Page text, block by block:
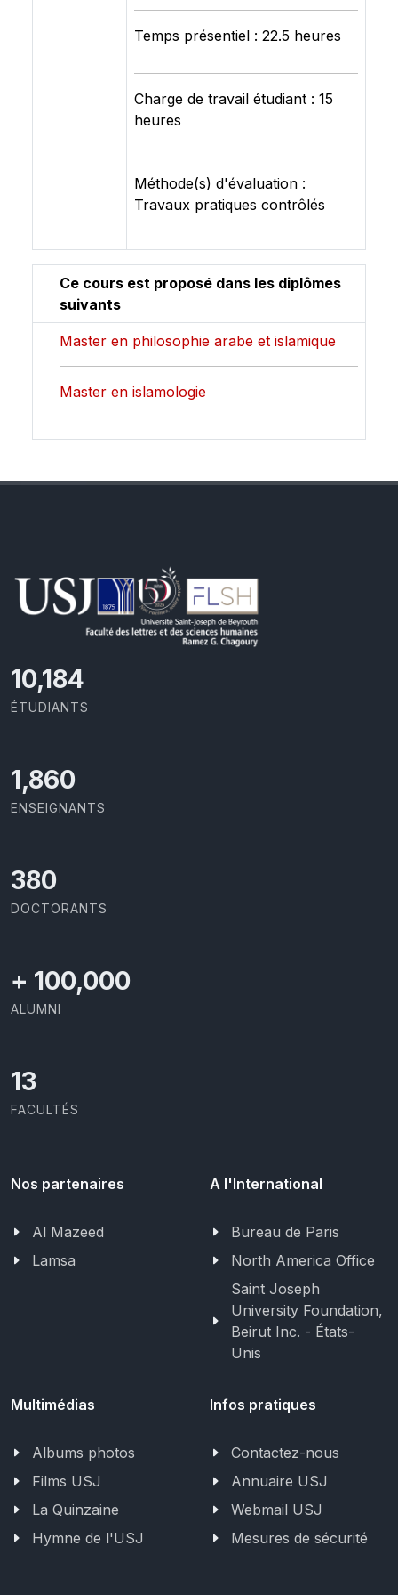
Temps présentiel : 22.5 heures
Charge de travail étudiant : 15
heures
Méthode(s) d'évaluation :
Travaux pratiques contrôlés
Ce cours est proposé dans les diplômes
suivants
Master en philosophie arabe et islamique
Master en islamologie
10,801
ÉTUDIANTS
1,973
ENSEIGNANTS
403
DOCTORANTS
+ 100,000
ALUMNI
13
FACULTÉS
Nos partenaires
Al Mazeed
Lamsa
A l'International
Bureau de Paris
North America Office
Saint Joseph
University Foundation,
Beirut Inc. - États-
Unis
Multimédias
Albums photos
Films USJ
La Quinzaine
Hymne de l'USJ
Infos pratiques
Contactez-nous
Annuaire USJ
Webmail USJ
Mesures de sécurité